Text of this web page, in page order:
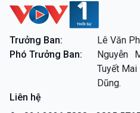
Thanh âm ký sự
Chân dung cuộc sống
Các chương trình đặc biệt
Trưởng Ban:
Lê Văn
Phó Trưởng Ban:
Nguyễn
Tuyết
Dũng.
Liên hệ